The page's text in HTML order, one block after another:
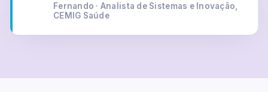
Fernando · Analista de Sistemas e Inovação,
CEMIG Saúde